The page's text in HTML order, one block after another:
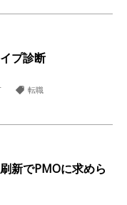
プ診断
転職
新でPMOに求めら